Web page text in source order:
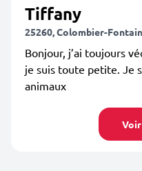
Tiffany
25260, Colombier-
Bonjour, j’ai toujours
je suis toute petite. Je
animaux